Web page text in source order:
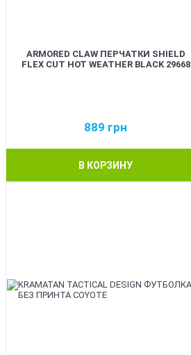
ARMORED CLAW ПЕРЧАТКИ SHIELD
FLEX CUT HOT WEATHER BLACK 29668
889 грн
В КОРЗИНУ